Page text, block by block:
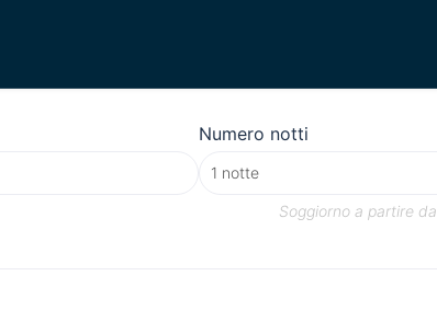
Numero notti
Soggiorno a partire da